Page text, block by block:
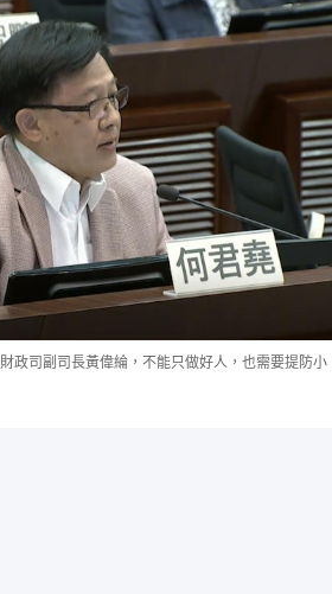
政司副司長黃偉綸，不能只做好人，也需要提防小